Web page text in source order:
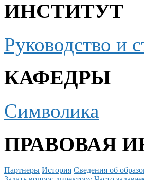
ИНСТИТУТ
Руководство и
КАФЕДРЫ
Символика
ПРАВОВАЯ
Партнеры История Сведения об